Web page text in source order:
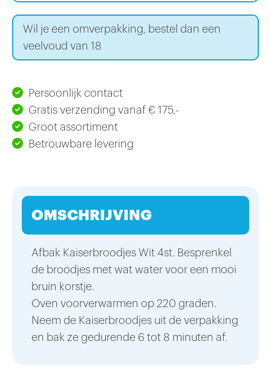
Wil je een omverpakking, bestel dan een
veelvoud van 18
Persoonlijk contact
Gratis verzending vanaf € 175,-
Groot assortiment
Betrouwbare levering
OMSCHRIJVING
Afbak Kaiserbroodjes Wit 4st. Besprenkel
de broodjes met wat water voor een mooi
bruin korstje.
Oven voorverwarmen op 220 graden.
Neem de Kaiserbroodjes uit de verpakking
en bak ze gedurende 6 tot 8 minuten af.